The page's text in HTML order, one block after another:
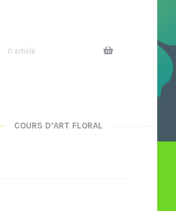
0 article
contenu
COURS D’ART FLORAL